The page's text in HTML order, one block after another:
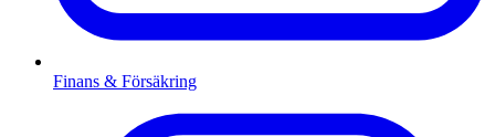
Finans & Försäkring